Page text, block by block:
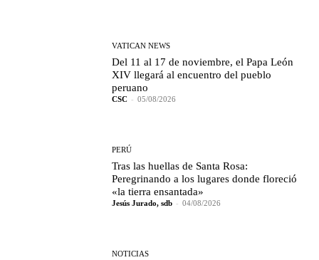
VATICAN NEWS
Del 11 al 17 de noviembre, el Papa León
XIV llegará al encuentro del pueblo
peruano
CSC - 05/08/2026
PERÚ
Tras las huellas de Santa Rosa:
Peregrinando a los lugares donde floreció
«la tierra ensantada»
Jesús Jurado, sdb - 04/08/2026
NOTICIAS